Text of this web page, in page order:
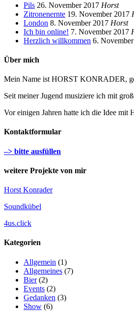
Pils 26. November 2017 Horst
Zitronenernte 19. November 2017
London 8. November 2017 Horst
Ich bin online! 7. November 2017
Herzlich willkommen 6.
Über mich
Mein Name ist HORST KONRADER,
Seit meiner Jugend musiziere ich mit
Vor einigen Jahren hatte ich die Idee mit
Kontaktformular
–> bitte ausfüllen
weitere Projekte von mir
Horst Konrader
Soundkübel
4us.click
Kategorien
Allgemein (1)
Allgemeines (7)
Bier(2)
Events (2)
Gedanken (3)
Show (6)